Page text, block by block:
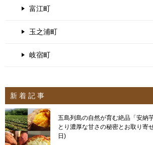
富江町
玉之浦町
岐宿町
新 着 記 事
五島列島の自然が育む絶品「安納
とり濃厚な甘さの秘密とお取り寄
日